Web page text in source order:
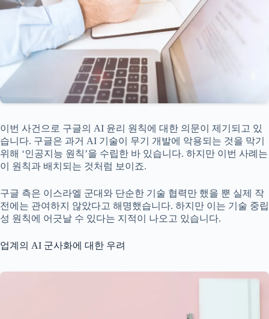
이번 사건으로 구글의 AI 윤리 원칙에 대한 의문이 제기되고 있
습니다. 구글은 과거 AI 기술이 무기 개발에 악용되는 것을 막기
위해 ‘인공지능 원칙’을 수립한 바 있습니다. 하지만 이번 사례는
이 원칙과 배치되는 것처럼 보이죠.
구글 측은 이스라엘 군대와 단순한 기술 협력만 했을 뿐 실제 작
전에는 관여하지 않았다고 해명했습니다. 하지만 이는 기술 중립
성 원칙에 어긋날 수 있다는 지적이 나오고 있습니다.
업계의 AI 군사화에 대한 우려